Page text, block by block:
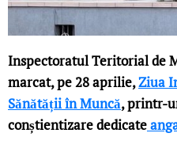
Inspectoratul Teritorial de
marcat, pe 28 aprilie,Ziua
Sănătății în Muncă, printr-
conștientizare dedicate